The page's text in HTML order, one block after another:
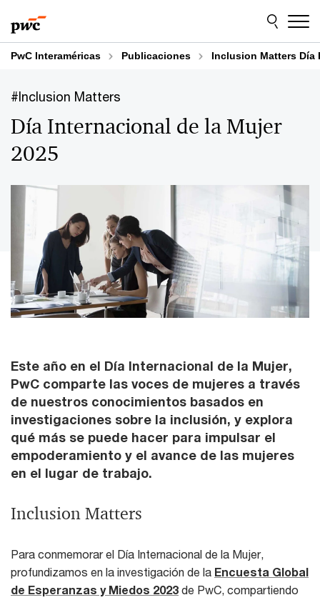
to
content
to
footer
PwC Interaméricas Publicaciones Inclusion Matters Día
#Inclusion Matters
Día Internacional de la Mujer
2025
Este año en el Día Internacional de la Mujer,
PwC comparte las voces de mujeres a través
de nuestros conocimientos basados en
investigaciones sobre la inclusión, y explora
qué más se puede hacer para impulsar el
empoderamiento y el avance de las mujeres
en el lugar de trabajo.
Inclusion Matters
Para conmemorar el Día Internacional de la Mujer,
profundizamos en la investigación de la Encuesta Global
de Esperanzas y Miedos 2023 de PwC, compartiendo